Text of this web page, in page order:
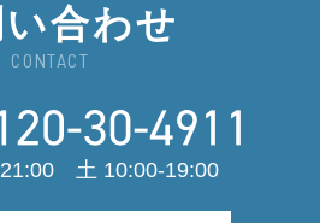
合わせ
CONTACT
21:00 土 10:00-19:00